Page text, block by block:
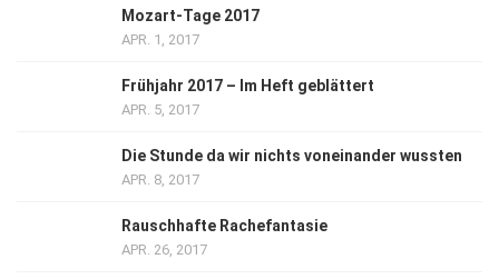
Mozart-Tage 2017
APR. 1, 2017
Frühjahr 2017 – Im Heft geblättert
APR. 5, 2017
Die Stunde da wir nichts voneinander wussten
APR. 8, 2017
Rauschhafte Rachefantasie
APR. 26, 2017